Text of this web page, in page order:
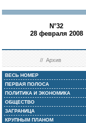
N°32
28 февраля 2008
//Архив
ВЕСЬ НОМЕР
ПЕРВАЯ ПОЛОСА
ПОЛИТИКА И ЭКОНОМИКА
ОБЩЕСТВО
ЗАГРАНИЦА
КРУПНЫМ ПЛАНОМ